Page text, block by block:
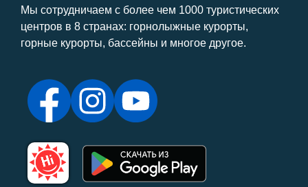
Мы сотрудничаем с более чем 1000 туристических
центров в 8 странах: горнолыжные курорты,
горные курорты, бассейны и многое другое.